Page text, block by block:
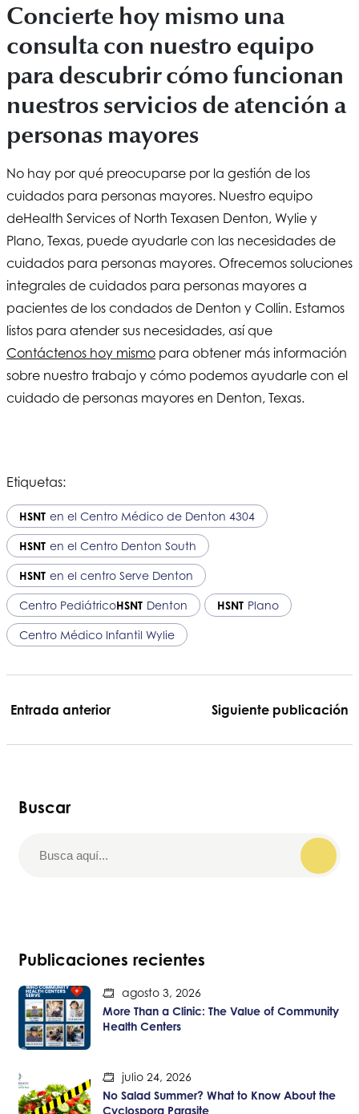
Concierte hoy mismo una
consulta con nuestro equipo
para descubrir cómo funcionan
nuestros servicios de atención a
personas mayores
No hay por qué preocuparse por la gestión de los
cuidados para personas mayores. Nuestro equipo
deHealth Services of North Texasen Denton, Wylie y
Plano, Texas, puede ayudarle con las necesidades de
cuidados para personas mayores. Ofrecemos soluciones
integrales de cuidados para personas mayores a
pacientes de los condados de Denton y Collin. Estamos
listos para atender sus necesidades, así que
Contáctenos hoy mismo para obtener más información
sobre nuestro trabajo y cómo podemos ayudarle con el
cuidado de personas mayores en Denton, Texas.
Etiquetas:
HSNT en el Centro Médico de Denton 4304
HSNT en el Centro Denton South
HSNT en el centro Serve Denton
Centro PediátricoHSNT Denton HSNT Plano
Centro Médico Infantil Wylie
Entrada anterior Siguiente publicación
Buscar
Publicaciones recientes
agosto 3, 2026
More Than a Clinic: The Value of Community
Health Centers
julio 24, 2026
No Salad Summer? What to Know About the
Cyclospora Parasite